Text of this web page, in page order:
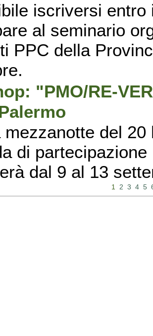
iscriversi
al seminario
PPC della
"PMO/RE-
mezzanotte del
di
dal 9 al 13
1 2 3 4 5